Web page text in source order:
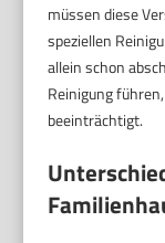
müssen diese
speziellen
allein schon
Reinigung
beeinträchtigt.